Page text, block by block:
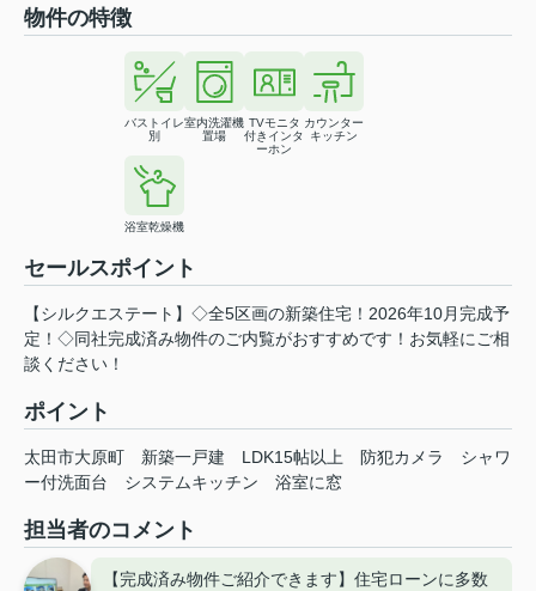
物件の特徴
バストイレ
別
室内洗濯機
置場
TVモニタ
付きインタ
ーホン
カウンター
キッチン
浴室乾燥機
セールスポイント
【シルクエステート】◇全5区画の新築住宅！2026年10月完成予
定！◇同社完成済み物件のご内覧がおすすめです！お気軽にご相
談ください！
ポイント
太田市大原町 新築一戸建 LDK15帖以上 防犯カメラ
シャワ
ー付洗面台
システムキッチン 浴室に窓
担当者のコメント
【完成済み物件ご紹介できます】住宅ローンに多数